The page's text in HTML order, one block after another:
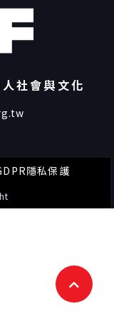
社會與文化
隱私保護